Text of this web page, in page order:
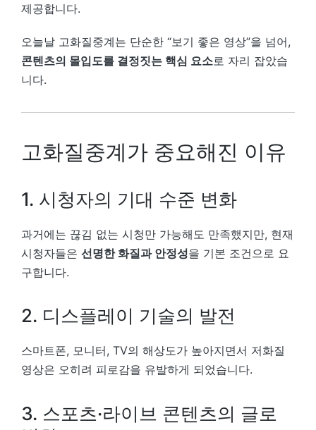
제공합니다.
오늘날 고화질중계는 단순한 “보기 좋은 영상”을 넘어,
콘텐츠의 몰입도를 결정짓는 핵심 요소로 자리 잡았습
니다.
고화질중계가 중요해진 이유
1. 시청자의 기대 수준 변화
과거에는 끊김 없는 시청만 가능해도 만족했지만, 현재
시청자들은 선명한 화질과 안정성을 기본 조건으로 요
구합니다.
2. 디스플레이 기술의 발전
스마트폰, 모니터, TV의 해상도가 높아지면서 저화질
영상은 오히려 피로감을 유발하게 되었습니다.
3. 스포츠·라이브 콘텐츠의 글로